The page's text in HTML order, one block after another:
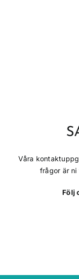
Våra
frågor är ni
Följ